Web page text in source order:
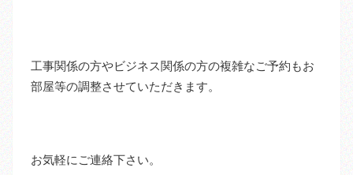
工事関係の方やビジネス関係の方の複雑なご予約もお
部屋等の調整させていただきます。
お気軽にご連絡下さい。